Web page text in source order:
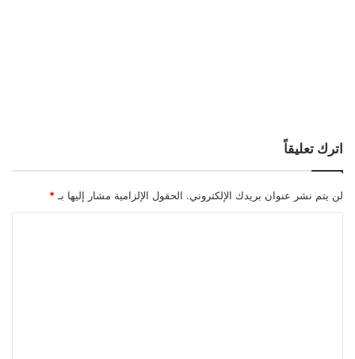
اترك تعليقاً
لن يتم نشر عنوان بريدك الإلكتروني. الحقول الإلزامية مشار إليها بـ *